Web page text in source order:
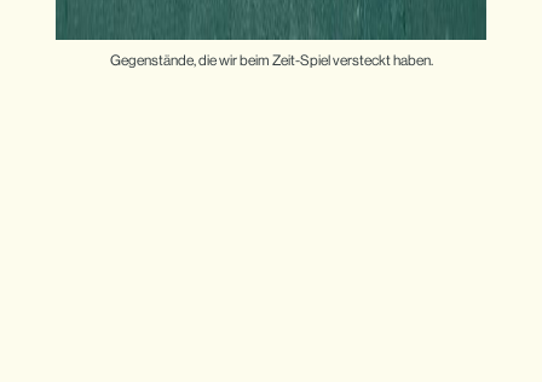
Gegenstände, die wir beim Zeit-Spiel versteckt haben.